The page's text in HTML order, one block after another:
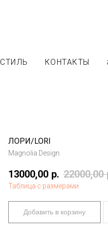
СТИЛЬ КОНТАКТЫ
ЛОРИ/LORI
Magnolia Design
13000,00 р. 22000,00
Таблица с размерами
Добавить в корзину